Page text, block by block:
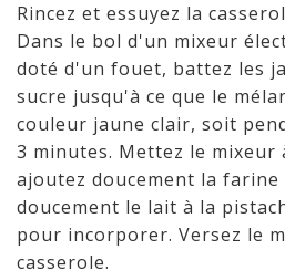
Rincez et essuyez la
Dans le bol d'un mixeur
doté d'un fouet, battez les
sucre jusqu'à ce que le
couleur jaune clair, soit
3 minutes. Mettez le mixeur
ajoutez doucement la farine
doucement le lait à la
pour incorporer. Versez le
casserole.